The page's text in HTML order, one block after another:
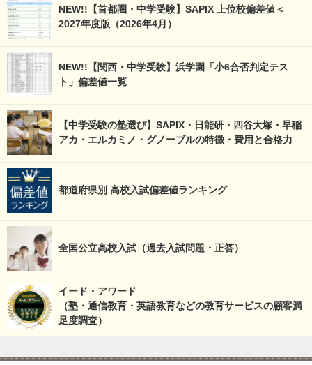
NEW!!【首都圏・中学受験】SAPIX 上位校偏差値＜
2027年度版（2026年4月）
NEW!!【関西・中学受験】浜学園「小6合否判定テス
ト」偏差値一覧
【中学受験の塾選び】SAPIX・日能研・四谷大塚・早稲
アカ・エルカミノ・グノーブルの特徴・費用と合格力
都道府県別 高校入試偏差値ランキング
全国公立高校入試（過去入試問題・正答）
イード・アワード
（塾・通信教育・英語教育などの教育サービスの顧客満
足度調査）